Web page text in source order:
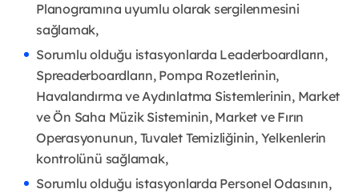
Planogramına uyumlu olarak sergilenmesini
sağlamak,
Sorumlu olduğu istasyonlarda Leaderboardların,
Spreaderboardların, Pompa Rozetlerinin,
Havalandırma ve Aydınlatma Sistemlerinin, Market
ve Ön Saha Müzik Sisteminin, Market ve Fırın
Operasyonunun, Tuvalet Temizliğinin, Yelkenlerin
kontrolünü sağlamak,
Sorumlu olduğu istasyonlarda Personel Odasının,